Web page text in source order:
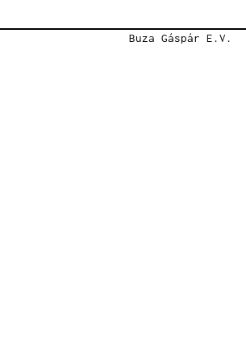
Buza Gáspár E.V.